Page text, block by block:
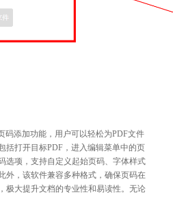
码添加功能，用户可以轻松为PDF文件
括打开目标PDF，进入编辑菜单中的页
选项，支持自定义起始页码、字体样式
外，该软件兼容多种格式，确保页码在
极大提升文档的专业性和易读性。无论